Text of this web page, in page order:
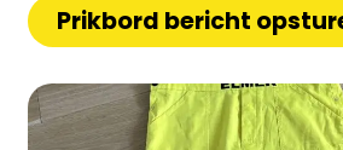
Prikbord bericht